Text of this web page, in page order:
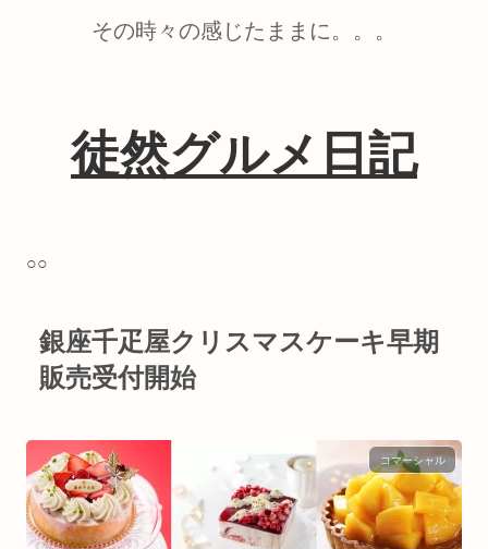
その時々の感じたままに。。。
徒然グルメ日記
○○
銀座千疋屋クリスマスケーキ早期
販売受付開始
コマーシャル